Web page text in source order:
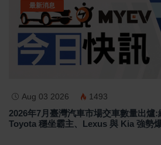
最新消息
Aug 03 2026 1493
2026年7月臺灣汽車市場交車數量出爐:
Toyota 穩坐霸主、Lexus 與 Kia 強勢